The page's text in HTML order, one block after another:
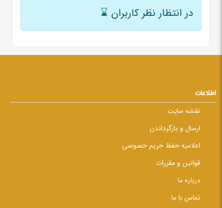
در انتظار نظر کاربران ⌛
اطلاعات
نقشه سایت
ارسال و بازگرداندن
اعلامیه حفظ حریم خصوصی
قوانین و مقررات
درباره ما
تماس با ما